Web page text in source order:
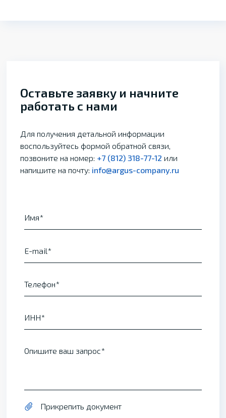
Оставьте заявку и начните
работать с нами
Для получения детальной информации
воспользуйтесь формой обратной связи,
позвоните на номер: +7 (812) 318-77-12 или
напишите на почту: info@argus-company.ru
Имя
E-mail
Телефон
ИНН
Опишите ваш запрос
Прикрепить документ